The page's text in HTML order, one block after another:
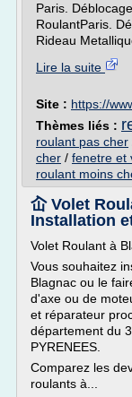
Paris.
RoulantParis.
Rideau
Lire la suite
Site : https://
Thèmes liés :
roulant pas cher
cher / fenetre et
roulant moins
屳 Volet
Installation
Volet Roulant à
Vous souhaitez
Blagnac ou le
d'axe ou de
et réparateur
département du
PYRENEES.
Comparez les
roulants à...